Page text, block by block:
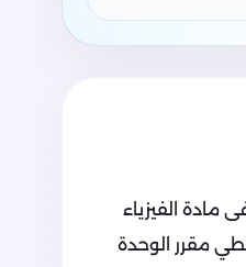
مادة الفيزياء
مقرر الوحدة